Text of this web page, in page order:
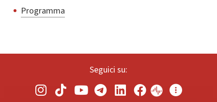
Programma
Seguici su: